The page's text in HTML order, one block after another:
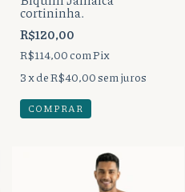
cortininha.
R$120,00
R$114,00 comPix
3x deR$40,00sem juros
COMPRAR